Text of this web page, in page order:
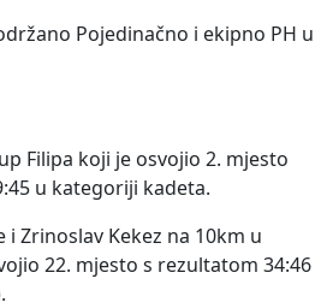
Pojedinačno i ekipno PH u
Filipa koji je osvojio 2. mjesto
u kategoriji kadeta.
i Zrinoslav Kekez na 10km u
22. mjesto s rezultatom 34:46